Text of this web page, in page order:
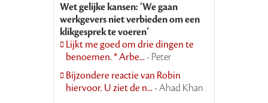
Wet gelijke kansen: ‘We gaan
werkgevers niet verbieden om een
klikgesprek te voeren’
Lijkt me goed om drie dingen te
benoemen. * Arbe...- Peter
Bijzondere reactie van Robin
hiervoor. U ziet de n...- Ahad Khan